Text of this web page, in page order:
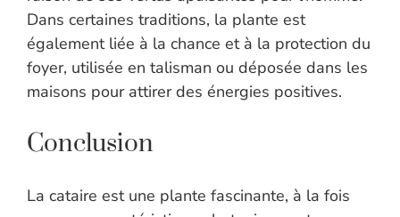
Dans certaines traditions, la plante est
également liée à la chance et à la protection du
foyer, utilisée en talisman ou déposée dans les
maisons pour attirer des énergies positives.
Conclusion
La cataire est une plante fascinante, à la fois